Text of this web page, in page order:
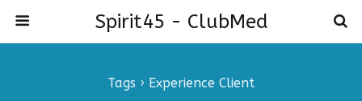
Spirit45 - ClubMed
Tags › Experience Client